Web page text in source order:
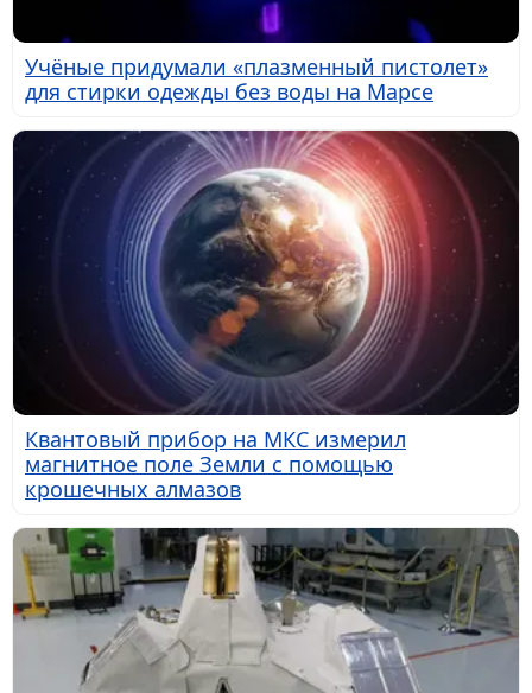
Учёные придумали «плазменный пистолет»
для стирки одежды без воды на Марсе
Квантовый прибор на МКС измерил
магнитное поле Земли с помощью
крошечных алмазов